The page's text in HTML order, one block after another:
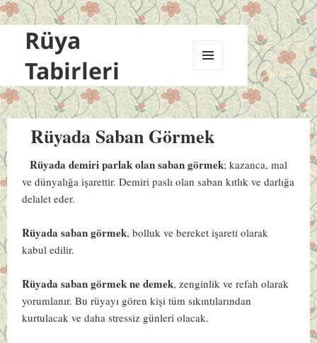
Rüya
Tabirleri
VE
BILEŞENLER
Rüyada Saban Görmek
Rüyada demiri parlak olan saban görmek; kazanca, mal
ve dünyalığa işarettir. Demiri paslı olan saban kıtlık ve darlığa
delalet eder.
Rüyada saban görmek, bolluk ve bereket işareti olarak
kabul edilir.
Rüyada saban görmek ne demek, zenginlik ve refah olarak
yorumlanır. Bu rüyayı gören kişi tüm sıkıntılarından
kurtulacak ve daha stressiz günleri olacak.